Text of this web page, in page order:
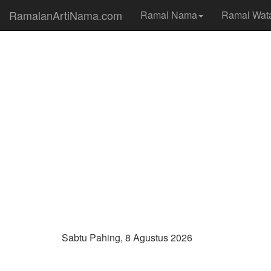
RamalanArtiNama.com Ramal Nama Ramal
Sabtu Pahing, 8 Agustus 2026